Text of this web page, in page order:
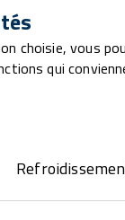
choisie, vous
qui